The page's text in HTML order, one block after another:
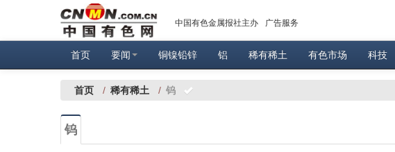
中国有色金属报社主办 广告服务
首页 要闻 铜镍铅锌 铝 稀有稀土 有色市场 科技
首页 / 稀有稀土 / 钨
钨